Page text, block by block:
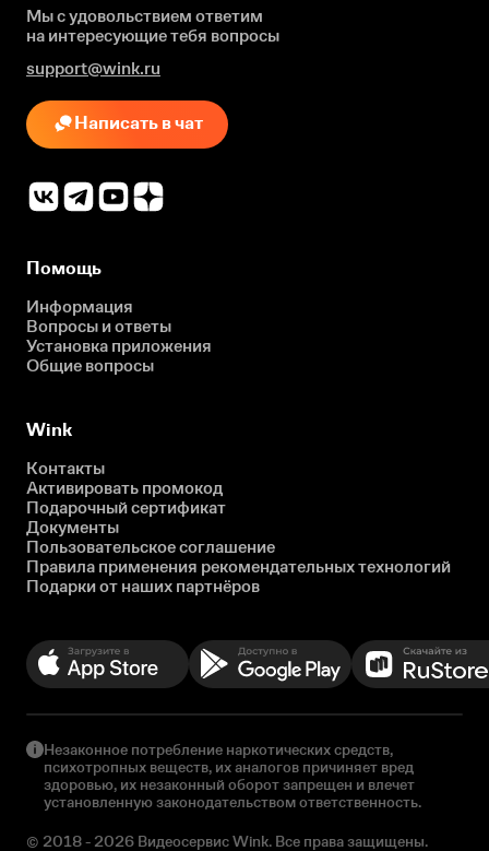
Мы с удовольствием ответим
на интересующиетебя вопросы
support@wink.ru
Написать в чат
Помощь
Информация
Вопросы и ответы
Установка приложения
Общие вопросы
Wink
Контакты
Активировать промокод
Подарочный сертификат
Документы
Пользовательское соглашение
Правила применения рекомендательных технологий
Подарки от наших партнёров
Незаконное потребление наркотических средств,
психотропных веществ, их аналогов причиняет вред
здоровью, их незаконный оборот запрещен и влечет
установленную законодательством ответственность.
© 2018 - 2026 Видеосервис Wink. Все права защищены.